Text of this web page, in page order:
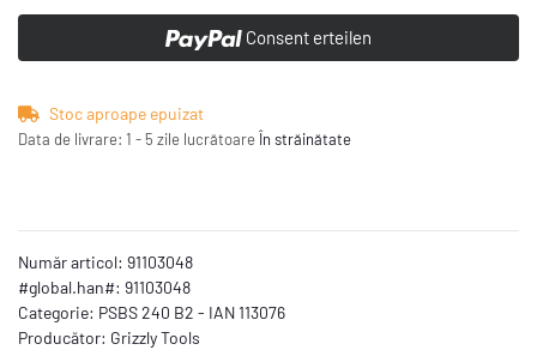
Consent erteilen
Stoc aproape epuizat
Data de livrare: 1 - 5 zile lucrătoare În străinătate
Număr articol: 91103048
#global.han#: 91103048
Categorie: PSBS 240 B2 - IAN 113076
Producător: Grizzly Tools